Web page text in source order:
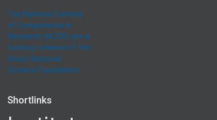
The National Centres
of Competence in
Research (NCCR) are a
funding scheme of the
Swiss National
Science Foundation.
Shortlinks